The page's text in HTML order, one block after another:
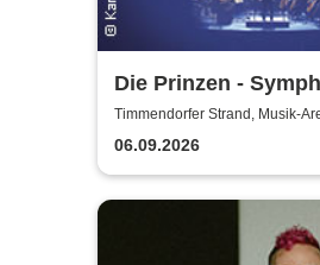
Die Prinzen -
2026
Timmendorfer Strand, Musik-
06.09.2026